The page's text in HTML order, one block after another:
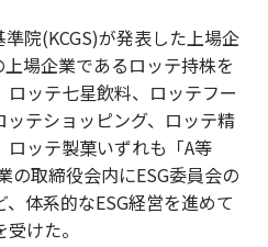
院(KCGS)が発表した上場企
場企業であるロッテ持株を
ッテ七星飲料、ロッテフー
ッテショッピング、ロッテ精
ッテ製菓いずれも「A等
の取締役会内にESG委員会の
体系的なESG経営を進めて
けた。